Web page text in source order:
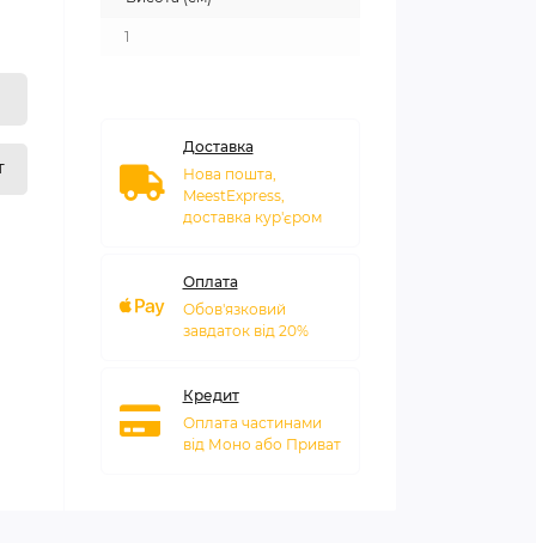
1
Доставка
Нова пошта,
MeestExpress,
доставка кур'єром
Оплата
Обов'язковий
завдаток від 20%
Кредит
Оплата частинами
від Моно або Приват